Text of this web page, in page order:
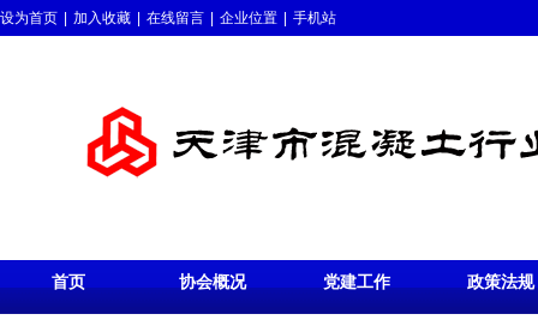
设为首页 加入收藏 在线留言 企业位置 手机站
首页 协会概况 党建工作 政策法规